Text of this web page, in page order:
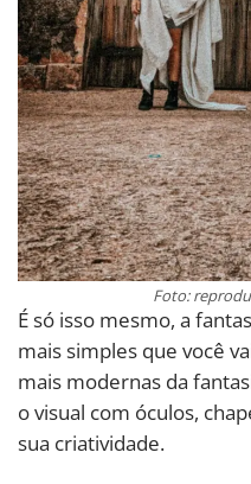
Foto:
É só isso mesmo, a
mais simples que você
mais modernas da
o visual com óculos,
sua criatividade.